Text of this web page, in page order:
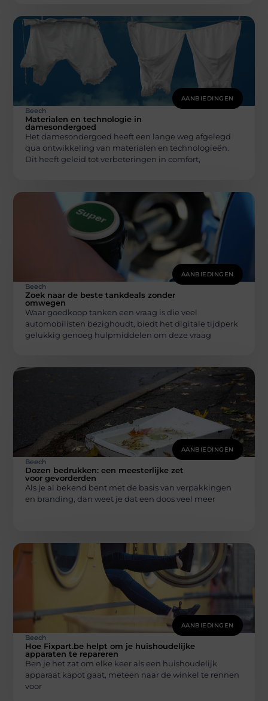
AANBIEDINGEN
Beech
Materialen en technologie in
damesondergoed
Het damesondergoed heeft een lange weg afgelegd
qua ontwikkeling van materialen en technologieën.
Dit heeft geleid tot verbeteringen in comfort,
AANBIEDINGEN
Beech
Zoek naar de beste tankdeals zonder
omwegen
Waar goedkoop tanken een vraag is die veel
automobilisten bezighoudt, biedt het digitale tijdperk
gelukkig genoeg hulpmiddelen om deze vraag
AANBIEDINGEN
Beech
Dozen bedrukken: een meesterlijke zet
voor gevorderden
Als je al bekend bent met de basis van verpakkingen
en branding, dan weet je dat een doos veel meer
AANBIEDINGEN
Beech
Hoe Fixpart.be helpt om je huishoudelijke
apparaten te repareren
Ben je het zat om elke keer als een huishoudelijk
apparaat kapot gaat, meteen naar de winkel te rennen
voor